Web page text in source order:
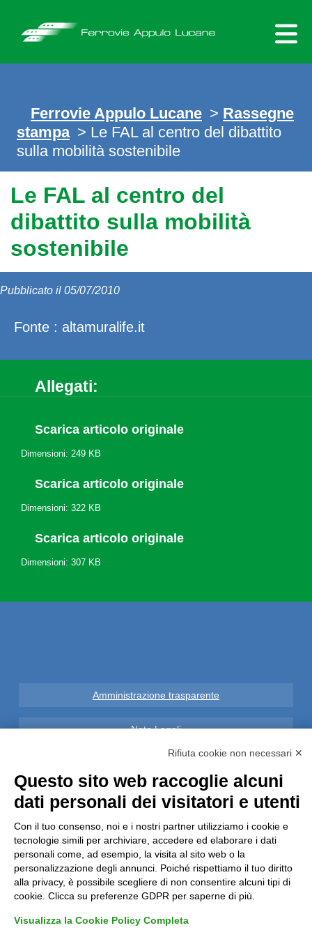
content
Ferrovie Appulo Lucane > Rassegne
stampa > Le FAL al centro del dibattito
sulla mobilità sostenibile
Le FAL al centro del
dibattito sulla mobilità
sostenibile
Pubblicato il 05/07/2010
Fonte : altamuralife.it
Allegati:
Scarica articolo originale
Dimensioni: 249 KB
Scarica articolo originale
Dimensioni: 322 KB
Scarica articolo originale
Dimensioni: 307 KB
Amministrazione trasparente
Note Legali
Informative GDPR (679/2016)
Reclami
Rimborsi ed Indennizzi
Contatti
Rifiuta cookie non necessari ✕
Questo sito web raccoglie alcuni
dati personali dei visitatori e utenti
Con il tuo consenso, noi e i nostri partner utilizziamo i cookie e
tecnologie simili per archiviare, accedere ed elaborare i dati
personali come, ad esempio, la visita al sito web o la
personalizzazione degli annunci. Poiché rispettiamo il tuo diritto
alla privacy, è possibile scegliere di non consentire alcuni tipi di
cookie. Clicca su preferenze GDPR per saperne di più.
Visualizza la Cookie Policy Completa